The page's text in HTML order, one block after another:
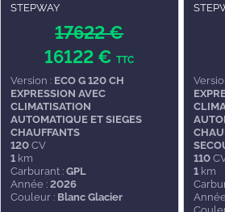
STEPWAY
17622 €
16122 €TTC
Version : ECO G 120 CH
EXPRESSION AVEC
CLIMATISATION
AUTOMATIQUE ET SIEGES
CHAUFFANTS
120 CV
1 km
Carburant : GPL
Année : 2026
Couleur : Blanc Glacier
110
1km